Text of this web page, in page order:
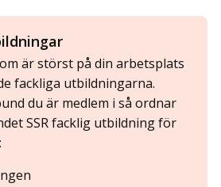
är störst på din arbetsplats
fackliga utbildningarna.
du är medlem i så ordnar
SSR facklig utbildning för